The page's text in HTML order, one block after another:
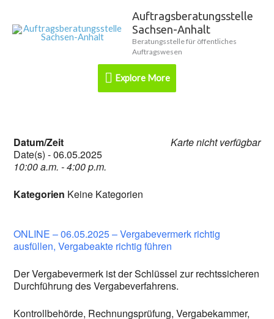
Inhalt
Auftragsberatungsstelle
Sachsen-Anhalt
Beratungsstelle für öffentliches
Auftragswesen
Explore
More
Explore More
Karte nicht verfügbar
Datum/Zeit
Date(s) - 06.05.2025
10:00 a.m. - 4:00 p.m.
Kategorien Keine Kategorien
ONLINE – 06.05.2025 – Vergabevermerk richtig
ausfüllen, Vergabeakte richtig führen
Der Vergabevermerk ist der Schlüssel zur rechtssicheren
Durchführung des Vergabeverfahrens.
Kontrollbehörde, Rechnungsprüfung, Vergabekammer,